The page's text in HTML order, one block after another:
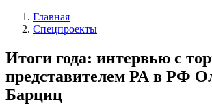
Главная
Спецпроекты
Итоги года: интервью с
представителем РА в РФ
Барциц